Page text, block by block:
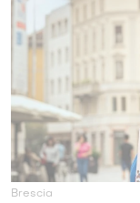
Brescia